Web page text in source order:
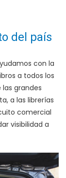
del país
con la
a todos los
las grandes
a las librerías
comercial
visibilidad a